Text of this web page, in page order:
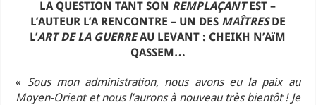
LA QUESTION TANT SON REMPLAÇANTEST –
L’AUTEUR L’A RENCONTRE – UN DES MAÎTRESDE
L’ART DE LA GUERREAU LEVANT : CHEIKH N’AïM
QASSEM…
« Sous mon administration, nous avons eu la paix au
Moyen-Orient et nous l’aurons à nouveau très bientôt ! Je